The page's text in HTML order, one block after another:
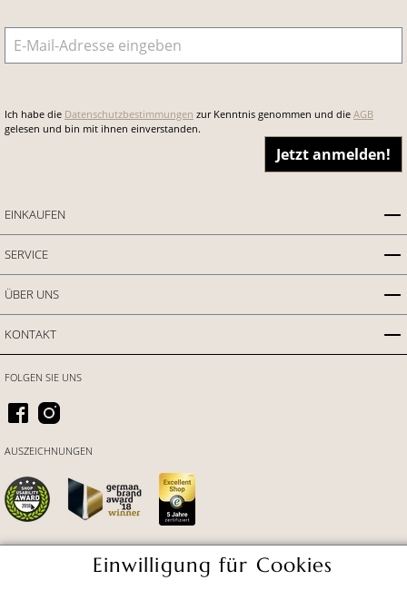
E-Mail-Adresse
Ich habe die Datenschutzbestimmungen zur Kenntnis genommen und die AGB
gelesen und bin mit ihnen einverstanden.
Jetzt anmelden!
EINKAUFEN
SERVICE
ÜBER UNS
KONTAKT
FOLGEN SIE UNS
AUSZEICHNUNGEN
Einwilligung für Cookies